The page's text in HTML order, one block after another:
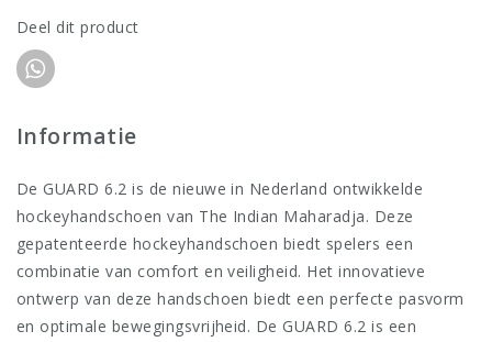
Deel dit product
Informatie
De GUARD 6.2 is de nieuwe in Nederland ontwikkelde
hockeyhandschoen van The Indian Maharadja. Deze
gepatenteerde hockeyhandschoen biedt spelers een
combinatie van comfort en veiligheid. Het innovatieve
ontwerp van deze handschoen biedt een perfecte pasvorm
en optimale bewegingsvrijheid. De GUARD 6.2 is een